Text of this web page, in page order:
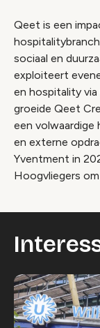
Qeet is een
sociaal en
exploiteert
en hospitality
groeide Qeet
een
en externe
Yventment in
Hoogvliegers